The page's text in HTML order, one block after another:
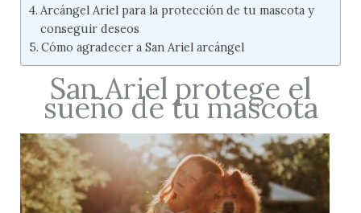
Arcángel Ariel para la protección de tu mascota y
conseguir deseos
Cómo agradecer a San Ariel arcángel
San Ariel protege el
sueño de tu mascota